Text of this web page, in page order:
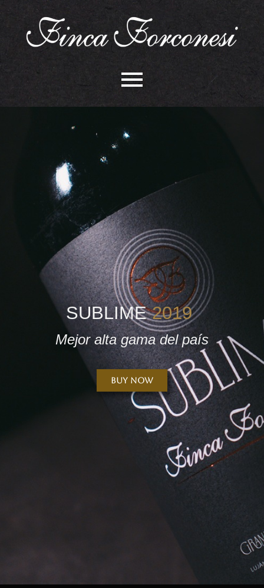
SUBLIME2019
Mejor alta gama del país
Buy Now